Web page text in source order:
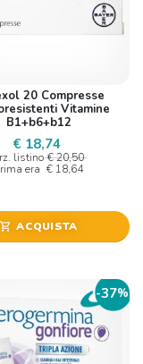
20 Compresse
Vitamine
B1+b6+b12
€ 18,74
listino € 20,50
era € 18,64
shopping_cart ACQUISTA
-37%